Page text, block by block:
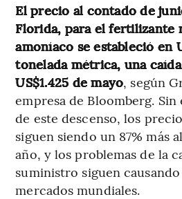
El precio al contado de
Florida, para el fertilizante
amoníaco se estableció en
tonelada métrica, una
US$1.425 de mayo, según
empresa de Bloomberg. Sin
de este descenso, los
siguen siendo un 87% más
año, y los problemas de la
suministro siguen
mercados mundiales.